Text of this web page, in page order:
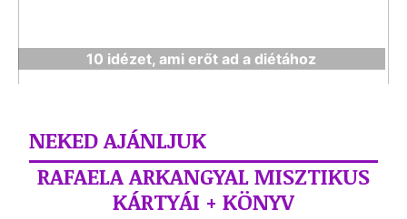
10 idézet, ami erőt ad a diétához
NEKED AJÁNLJUK
RAFAELA ARKANGYAL MISZTIKUS
KÁRTYÁI + KÖNYV